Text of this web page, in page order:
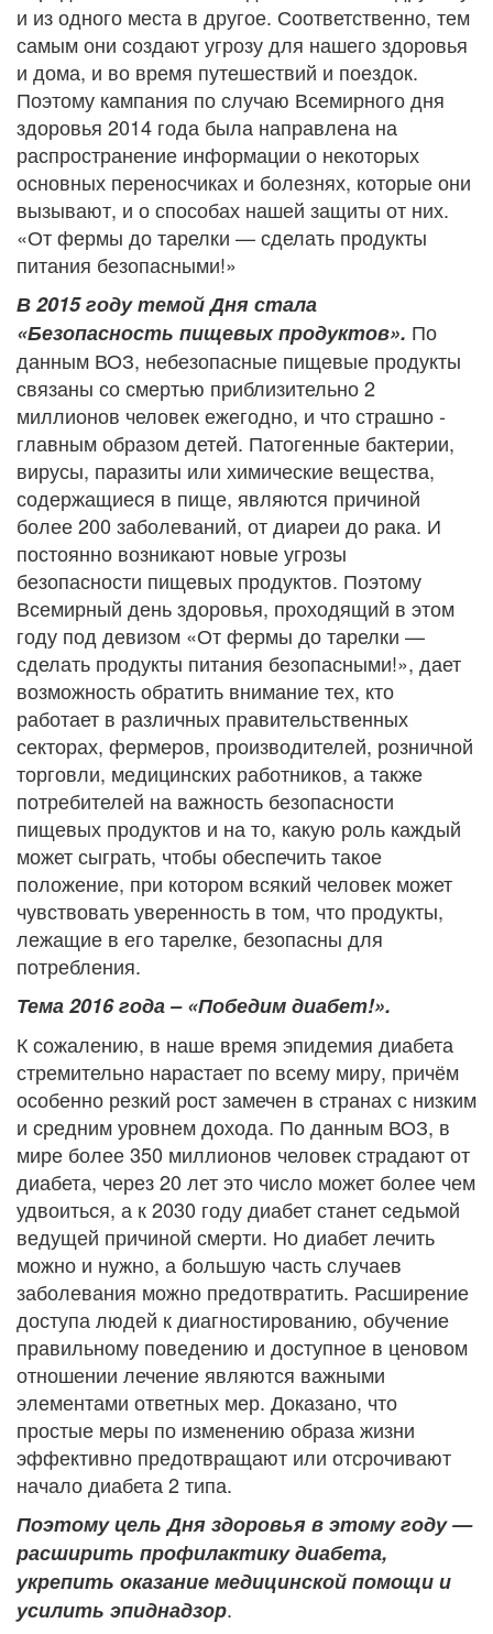
и из одного места в другое. Соответственно, тем
самым они создают угрозу для нашего здоровья
и дома, и во время путешествий и поездок.
Поэтому кампания по случаю Всемирного дня
здоровья 2014 года была направлена на
распространение информации о некоторых
основных переносчиках и болезнях, которые они
вызывают, и о способах нашей защиты от них.
«От фермы до тарелки — сделать продукты
питания безопасными!»
В 2015 году темой Дня стала
«Безопасность пищевых продуктов». По
данным ВОЗ, небезопасные пищевые продукты
связаны со смертью приблизительно 2
миллионов человек ежегодно, и что страшно -
главным образом детей. Патогенные бактерии,
вирусы, паразиты или химические вещества,
содержащиеся в пище, являются причиной
более 200 заболеваний, от диареи до рака. И
постоянно возникают новые угрозы
безопасности пищевых продуктов. Поэтому
Всемирный день здоровья, проходящий в этом
году под девизом «От фермы до тарелки —
сделать продукты питания безопасными!», дает
возможность обратить внимание тех, кто
работает в различных правительственных
секторах, фермеров, производителей, розничной
торговли, медицинских работников, а также
потребителей на важность безопасности
пищевых продуктов и на то, какую роль каждый
может сыграть, чтобы обеспечить такое
положение, при котором всякий человек может
чувствовать уверенность в том, что продукты,
лежащие в его тарелке, безопасны для
потребления.
Тема 2016 года – «Победим диабет!».
К сожалению, в наше время эпидемия диабета
стремительно нарастает по всему миру, причём
особенно резкий рост замечен в странах с низким
и средним уровнем дохода. По данным ВОЗ, в
мире более 350 миллионов человек страдают от
диабета, через 20 лет это число может более чем
удвоиться, а к 2030 году диабет станет седьмой
ведущей причиной смерти. Но диабет лечить
можно и нужно, а большую часть случаев
заболевания можно предотвратить. Расширение
доступа людей к диагностированию, обучение
правильному поведению и доступное в ценовом
отношении лечение являются важными
элементами ответных мер. Доказано, что
простые меры по изменению образа жизни
эффективно предотвращают или отсрочивают
начало диабета 2 типа.
Поэтому цель Дня здоровья в этому году —
расширить профилактику диабета,
укрепить оказание медицинской помощи и
усилить эпиднадзор.